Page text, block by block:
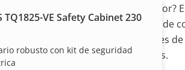
TQ1825-VE Safety Cabinet 230
robusto con kit de seguridad
e
y
en revendedor?
información de
distribuidores
sistemas Axis.